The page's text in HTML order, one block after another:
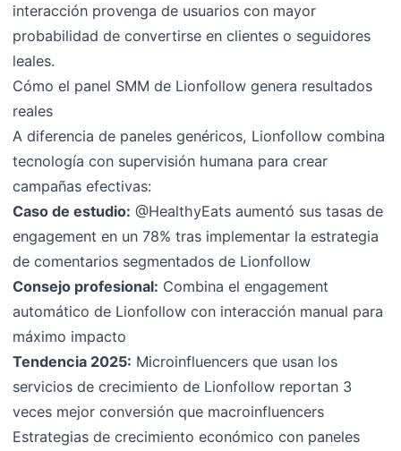
interacción provenga de usuarios con mayor
probabilidad de convertirse en clientes o seguidores
leales.
Cómo el panel SMM de Lionfollow genera resultados
reales
A diferencia de paneles genéricos, Lionfollow combina
tecnología con supervisión humana para crear
campañas efectivas:
Caso de estudio: @HealthyEats aumentó sus tasas de
engagement en un 78% tras implementar la estrategia
de comentarios segmentados de Lionfollow
Consejo profesional: Combina el engagement
automático de Lionfollow con interacción manual para
máximo impacto
Tendencia 2025: Microinfluencers que usan los
servicios de crecimiento de Lionfollow reportan 3
veces mejor conversión que macroinfluencers
Estrategias de crecimiento económico con paneles